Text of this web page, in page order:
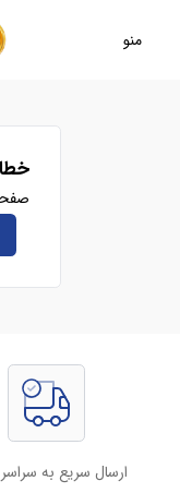
منو
خطای
ارسال سریع به